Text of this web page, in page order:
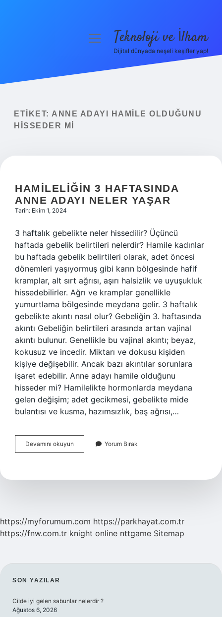
Yasal Uyarı
menüyüTeknoloji ve İlham
Dijital dünyada neşeli keşifler yap!
ETIKET: ANNE ADAYI HAMILE OLDUĞUNU
HISSEDER MI
HAMILELIĞIN 3 HAFTASINDA
ANNE ADAYI NELER YAŞAR
Tarih: Ekim 1, 2024
3 haftalık gebelikte neler hissedilir? Üçüncü
haftada gebelik belirtileri nelerdir? Hamile kadınlar
bu haftada gebelik belirtileri olarak, adet öncesi
dönemleri yaşıyormuş gibi karın bölgesinde hafif
kramplar, alt sırt ağrısı, aşırı halsizlik ve uyuşukluk
hissedebilirler. Ağrı ve kramplar genellikle
yumurtlama bölgesinde meydana gelir. 3 haftalık
gebelikte akıntı nasıl olur? Gebeliğin 3. haftasında
akıntı Gebeliğin belirtileri arasında artan vajinal
akıntı bulunur. Genellikle bu vajinal akıntı; beyaz,
kokusuz ve incedir. Miktarı ve dokusu kişiden
kişiye değişebilir. Ancak bazı akıntılar sorunlara
işaret edebilir. Anne adayı hamile olduğunu
hisseder mi? Hamilelikte hormonlarda meydana
gelen değişim; adet gecikmesi, gebelikte mide
bulantısı ve kusma, hazımsızlık, baş ağrısı,…
Devamını okuyun Hamileliğin
3
Adayı
Yorum Bırak
https://myforumum.com https://parkhayat.com.tr
https://fnw.com.tr knight online nttgame Sitemap
SIDEBAR
SON YAZILAR
Cilde iyi gelen sabunlar nelerdir ?
Ağustos 6, 2026